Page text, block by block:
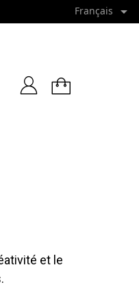
Français 
et le